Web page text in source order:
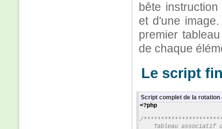
bête instruction
et d'une
premier
de chaque
Le script
Script complet de la rotation
<?php
/
Tableau associatif